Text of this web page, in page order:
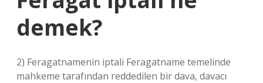
demek?
2) Feragatnamenin iptali Feragatname temelinde
mahkeme tarafından reddedilen bir dava, davacı